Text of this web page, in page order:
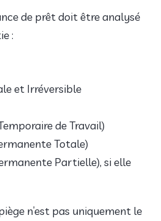
de prêt doit être analysé
:
et Irréversible
de Travail)
Totale)
Partielle), si elle
n’est pas uniquement le